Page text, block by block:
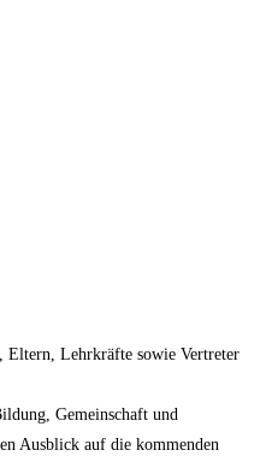
Eltern, Lehrkräfte sowie Vertreter
Gemeinschaft und
Ausblick auf die kommenden